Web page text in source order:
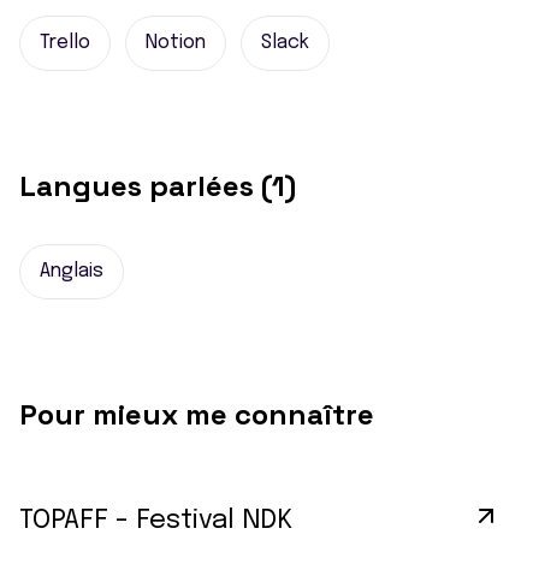
Trello Notion Slack
Langues parlées (1)
Anglais
Pour mieux me connaître
TOPAFF - Festival NDK